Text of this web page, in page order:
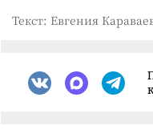
Текст: Евгения